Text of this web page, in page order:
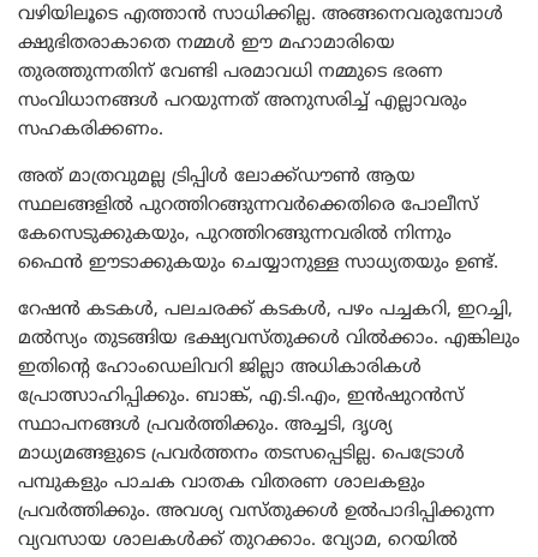
വഴിയിലൂടെ എത്താൻ സാധിക്കില്ല. അങ്ങനെവരുമ്പോൾ
ക്ഷുഭിതരാകാതെ നമ്മൾ ഈ മഹാമാരിയെ
തുരത്തുന്നതിന് വേണ്ടി പരമാവധി നമ്മുടെ ഭരണ
സംവിധാനങ്ങൾ പറയുന്നത് അനുസരിച്ച് എല്ലാവരും
സഹകരിക്കണം.
അത് മാത്രവുമല്ല ട്രിപ്പിൾ ലോക്ക്ഡൗണ്‍ ആയ
സ്ഥലങ്ങളിൽ പുറത്തിറങ്ങുന്നവർക്കെതിരെ പോലീസ്
കേസെടുക്കുകയും, പുറത്തിറങ്ങുന്നവരിൽ നിന്നും
ഫൈൻ ഈടാക്കുകയും ചെയ്യാനുള്ള സാധ്യതയും ഉണ്ട്.
റേഷൻ കടകൾ, പലചരക്ക് കടകൾ, പഴം പച്ചകറി, ഇറച്ചി,
മൽസ്യം തുടങ്ങിയ ഭക്ഷ്യവസ്തുക്കൾ വിൽക്കാം. എങ്കിലും
ഇതിന്റെ ഹോംഡെലിവറി ജില്ലാ അധികാരികൾ
പ്രോത്സാഹിപ്പിക്കും. ബാങ്ക്, എ.ടി.എം, ഇൻഷുറൻസ്
സ്ഥാപനങ്ങൾ പ്രവർത്തിക്കും. അച്ചടി, ദൃശ്യ
മാധ്യമങ്ങളുടെ പ്രവർത്തനം തടസപ്പെടില്ല. പെട്രോൾ
പമ്പുകളും പാചക വാതക വിതരണ ശാലകളും
പ്രവർത്തിക്കും. അവശ്യ വസ്തുക്കൾ ഉൽപാദിപ്പിക്കുന്ന
വ്യവസായ ശാലകൾക്ക് തുറക്കാം. വ്യോമ, റെയിൽ